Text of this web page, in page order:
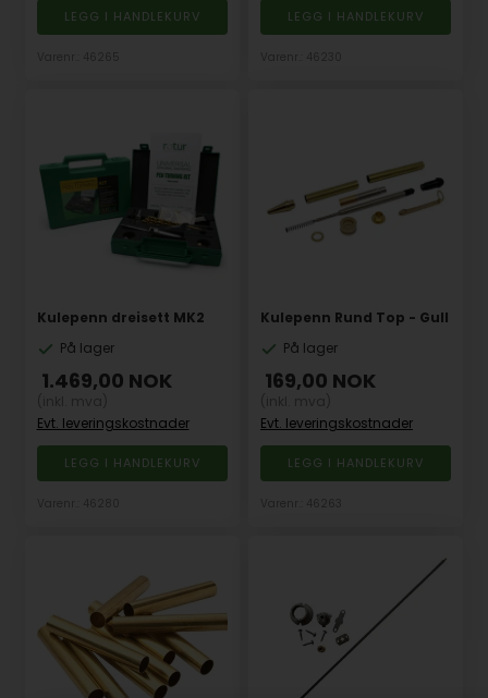
Kulepenn dreisett MK2
På lager
1.469,00 NOK
Evt. leveringskostnader
Kulepenn Rund Top - Gull
På lager
169,00 NOK
Evt. leveringskostnader